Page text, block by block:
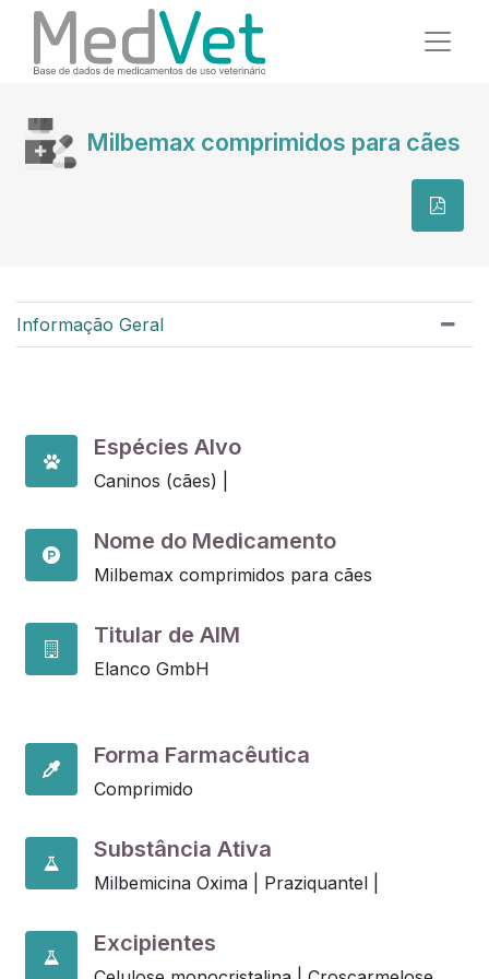
Milbemax comprimidos para cães
Informação Geral
Espécies Alvo
Caninos (cães) |
Nome do Medicamento
Milbemax comprimidos para cães
Titular de AIM
Elanco GmbH
Forma Farmacêutica
Comprimido
Substância Ativa
Milbemicina Oxima | Praziquantel |
Excipientes